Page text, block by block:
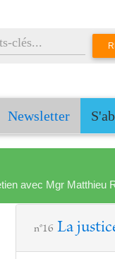
Newsletter
avec Mgr Matthieu
n°16 La